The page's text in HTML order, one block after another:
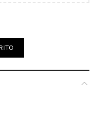
Transparentes x56 UHU